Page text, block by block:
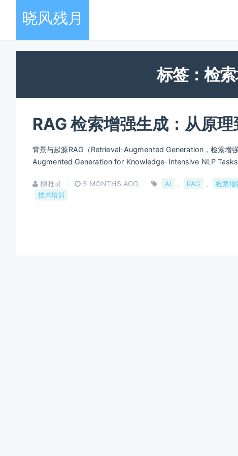
晓风残月
标签：检
RAG 检索增强生成：从原
背景与起源RAG（Retrieval-Augmented Generation，检索
Augmented Generation for Knowledge-Intensive NLP Tasks
柳雅灵 5 MONTHS AGO AI , RAG , 检索增
技术培训